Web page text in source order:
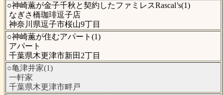
○神崎薫が金子千秋と契約したファミレスRascal’s(1)
なぎさ橋珈琲逗子店
神奈川県逗子市桜山9丁目
○神崎薫が住むアパート(1)
アパート
千葉県木更津市新田2丁目
○亀津井家(1)
一軒家
千葉県木更津市畔戸